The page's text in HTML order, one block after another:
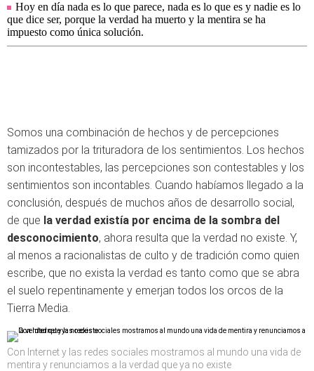
Hoy en día nada es lo que parece, nada es lo que es y nadie es lo
que dice ser, porque la verdad ha muerto y la mentira se ha
impuesto como única solución.
Somos una combinación de hechos y de percepciones
tamizados por la trituradora de los sentimientos. Los hechos
son incontestables, las percepciones son contestables y los
sentimientos son incontables. Cuando habíamos llegado a la
conclusión, después de muchos años de desarrollo social,
de que la verdad existía por encima de la sombra del
desconocimiento, ahora resulta que la verdad no existe. Y,
al menos a racionalistas de culto y de tradición como quien
escribe, que no exista la verdad es tanto como que se abra
el suelo repentinamente y emerjan todos los orcos de la
Tierra Media.
Con Internet y las redes sociales mostramos al mundo una vida de
mentira y renunciamos a la verdad que ya no existe